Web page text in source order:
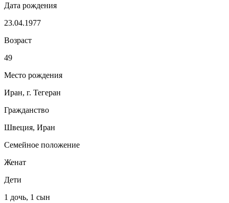
Дата рождения
23.04.1977
Возраст
49
Место рождения
Иран, г. Тегеран
Гражданство
Швеция, Иран
Семейное положение
Женат
Дети
1 дочь, 1 сын